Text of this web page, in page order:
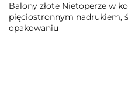
Balony złote Nietoperze w
pięciostronnym nadrukiem,
opakowaniu